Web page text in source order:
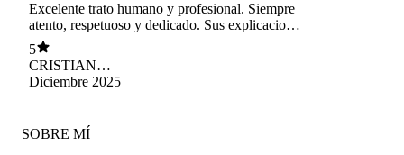
Excelente trato humano y profesional. Siempre
atento, respetuoso y dedicado. Sus explicaciones
son claras y me ha ayudado profundamente en
mi proceso. Muy buena experiencia.
5
CRISTIAN
RAMOS ROJAS
Diciembre 2025
SOBRE MÍ